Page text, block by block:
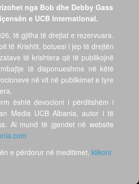
nga Bob dhe Debby Gass
e UCB International.
të gjitha të drejtat e rezervuara.
të Krishtit, botuesi i jep të drejtën
të krishtera që të publikojnë
të disponueshme në këtë
në vit në publikimet e tyre
është devocioni i përditshëm i
Media UCB Albania, autor i të
Ai mund të gjendet në website
e përdorur në meditimet, klikoni